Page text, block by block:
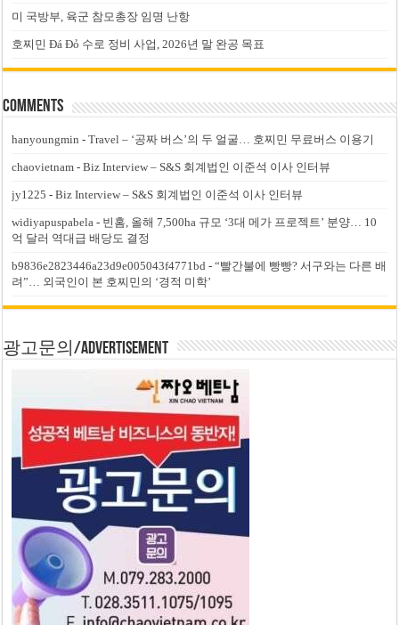
미 국방부, 육군 참모총장 임명 난항
호찌민 Đá Đỏ 수로 정비 사업, 2026년 말 완공 목표
Comments
hanyoungmin -Travel – ‘공짜 버스’의 두 얼굴… 호찌민 무료버스 이용기
chaovietnam -Biz Interview – S&S 회계법인 이준석 이사 인터뷰
jy1225 -Biz Interview – S&S 회계법인 이준석 이사 인터뷰
widiyapuspabela - 빈홈, 올해 7,500ha 규모 ‘3대 메가 프로젝트’ 분양… 10
억 달러 역대급 배당도 결정
b9836e2823446a23d9e005043f4771bd -“빨간불에 빵빵? 서구와는 다른 배
려”… 외국인이 본 호찌민의 ‘경적 미학’
광고문의/Advertisement